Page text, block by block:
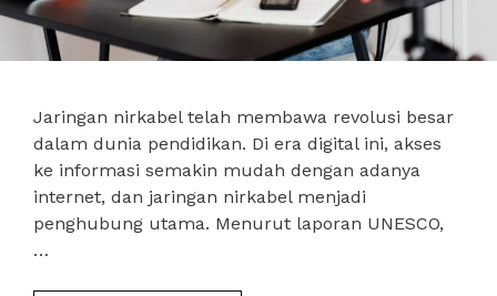
Jaringan nirkabel telah membawa revolusi besar
dalam dunia pendidikan. Di era digital ini, akses
ke informasi semakin mudah dengan adanya
internet, dan jaringan nirkabel menjadi
penghubung utama. Menurut laporan UNESCO,
…